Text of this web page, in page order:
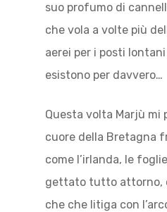
suo profumo di
che vola a volte più
aerei per i posti
esistono per davvero…
Questa volta Marjù mi
cuore della Bretagna
come l’irlanda, le
gettato tutto attorno,
che che litiga con